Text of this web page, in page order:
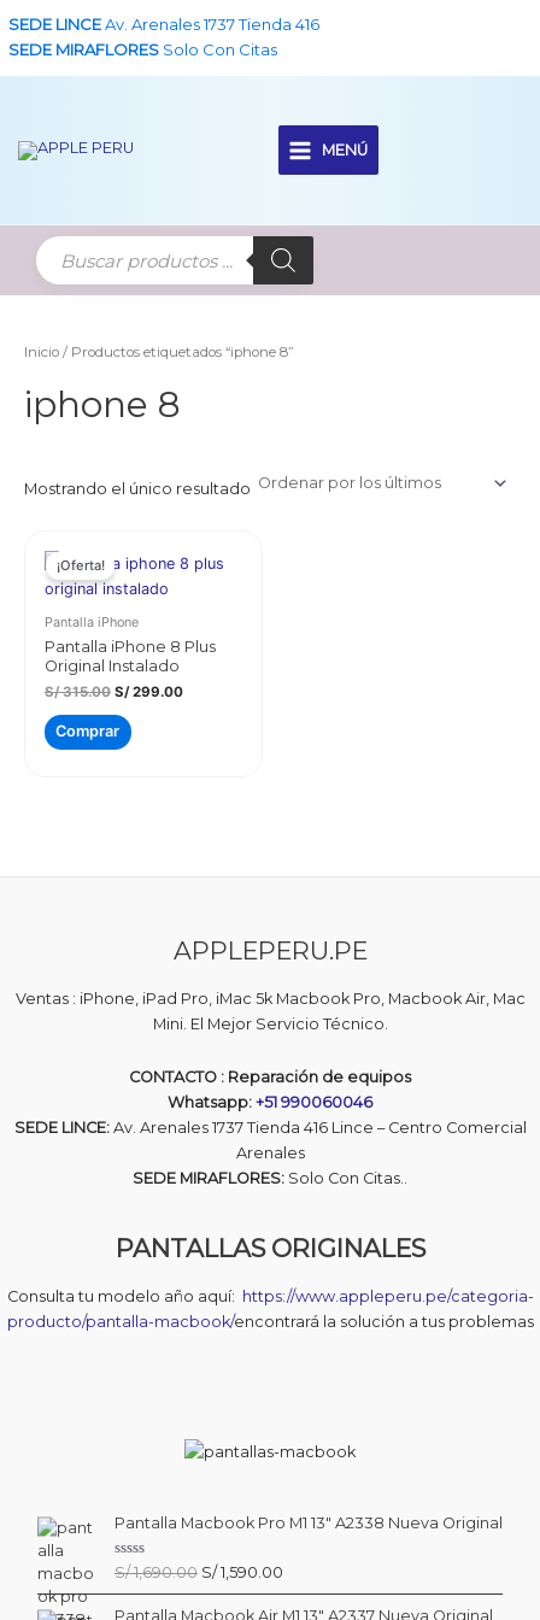
SEDE LINCEAv. Arenales 1737 Tienda 416
SEDE MIRAFLORES Solo Con Citas
Main
MENÚ
Inicio / Productos etiquetados “iphone 8”
iphone 8
Mostrando el único resultado
¡Oferta!
Pantalla iPhone
Pantalla iPhone 8 Plus
Original Instalado
S/315.00 El
original
era:
S/299.00El
Comprar
APPLEPERU.PE
Ventas : iPhone, iPad Pro, iMac 5k Macbook Pro, Macbook Air, Mac
Mini. El Mejor Servicio Técnico.
CONTACTO : Reparación de equipos
Whatsapp: +51 990060046
SEDE LINCE: Av. Arenales 1737 Tienda 416 Lince – Centro Comercial
Arenales
SEDE MIRAFLORES: Solo Con Citas..
PANTALLAS ORIGINALES
Consulta tu modelo año aquí: https://www.appleperu.pe/categoria-
producto/pantalla-macbook/encontrará la solución a tus problemas
Pantalla Macbook Pro M1 13″ A2338 Nueva Original
V
l
o
S/1,690.00 El
precio
S/1,590.00El
precio
Pantalla Macbook Air M1 13″ A2337 Nueva Original